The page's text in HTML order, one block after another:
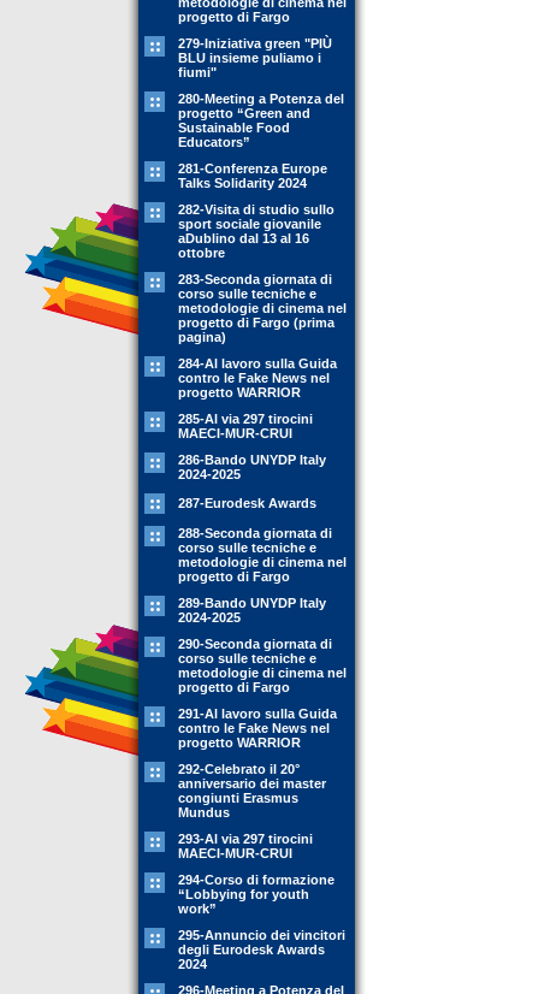
progetto di Fargo
279-Iniziativa green "PIÙ
BLU insieme puliamo i
fiumi"
280-Meeting a Potenza del
progetto “Green and
Sustainable Food
Educators”
281-Conferenza Europe
Talks Solidarity 2024
282-Visita di studio sullo
sport sociale giovanile
aDublino dal 13 al 16
ottobre
283-Seconda giornata di
corso sulle tecniche e
metodologie di cinema nel
progetto di Fargo (prima
pagina)
284-Al lavoro sulla Guida
contro le Fake News nel
progetto WARRIOR
285-Al via 297 tirocini
MAECI-MUR-CRUI
286-Bando UNYDP Italy
2024-2025
287-Eurodesk Awards
288-Seconda giornata di
corso sulle tecniche e
metodologie di cinema nel
progetto di Fargo
289-Bando UNYDP Italy
2024-2025
290-Seconda giornata di
corso sulle tecniche e
metodologie di cinema nel
progetto di Fargo
291-Al lavoro sulla Guida
contro le Fake News nel
progetto WARRIOR
292-Celebrato il 20°
anniversario dei master
congiunti Erasmus
Mundus
293-Al via 297 tirocini
MAECI-MUR-CRUI
294-Corso di formazione
“Lobbying for youth
work”
295-Annuncio dei vincitori
degli Eurodesk Awards
2024
296-Meeting a Potenza del